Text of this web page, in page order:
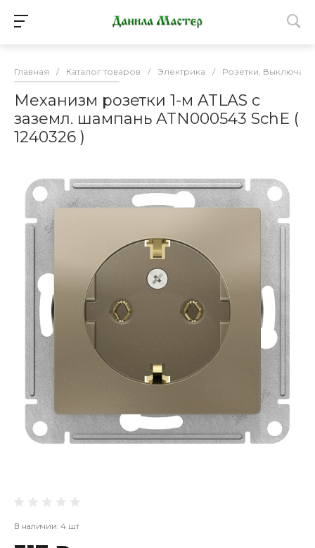
Главная / Каталог товаров / Электрика / Розетки,
Механизм розетки 1-м ATLAS с
заземл. шампань ATN000543 SchE (
1240326 )
В наличии: 4 шт